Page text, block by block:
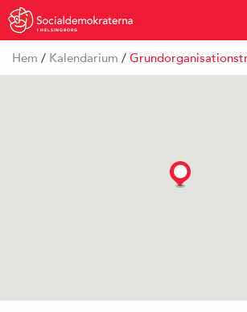
I HELSINGBORG
Hem / Kalendarium /